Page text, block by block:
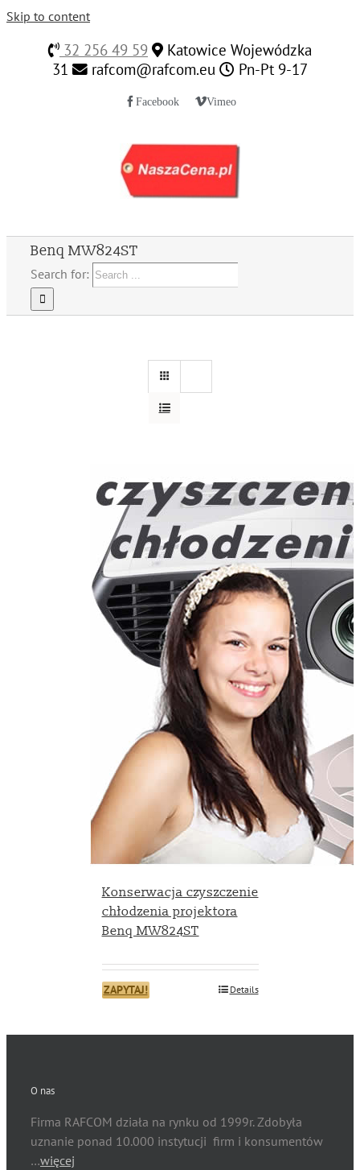
Skip to content
32 256 49 59
Katowice Wojewódzka
31
rafcom@rafcom.eu Pn-Pt 9-17
Facebook Vimeo
Benq MW824ST
Search for:
Konserwacja czyszczenie
chłodzenia projektora
Benq MW824ST
ZAPYTAJ! Details
O nas
Firma RAFCOM działa na rynku od 1999r. Zdobyła
uznanie ponad 10.000 instytucji firm i konsumentów
…więcej